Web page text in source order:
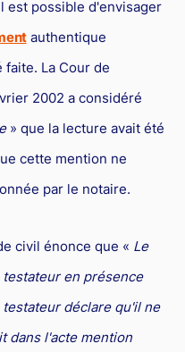
est possible d'envisager
authentique
faite. La Cour de
2002 a considéré
» que la lecture avait été
cette mention ne
par le notaire.
civil énonce que « Le
en présence
déclare qu'il ne
dans l'acte mention